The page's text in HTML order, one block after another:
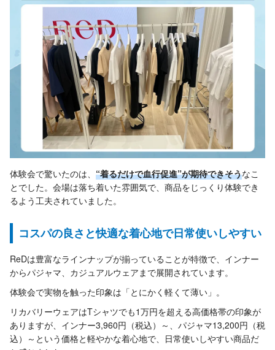
体験会で驚いたのは、 “着るだけで血行促進”が期待できそうなこ
とでした。会場は落ち着いた雰囲気で、商品をじっくり体験でき
るよう工夫されていました。
コスパの良さと快適な着心地で日常使いしやすい
ReDは豊富なラインナップが揃っていることが特徴で、インナー
からパジャマ、カジュアルウェアまで展開されています。
体験会で実物を触った印象は「とにかく軽くて薄い」。
リカバリーウェアはTシャツでも1万円を超える高価格帯の印象が
ありますが、インナー3,960円（税込）～、パジャマ13,200円（税
込）～という価格と軽やかな着心地で、日常使いしやすい商品だ